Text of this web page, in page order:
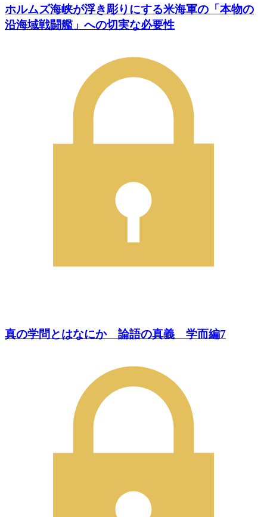
ホルムズ海峡が浮き彫りにする米海軍の「本物の
沿海域戦闘艦」への切実な必要性
真の学問とはなにか 論語の真義 学而編7